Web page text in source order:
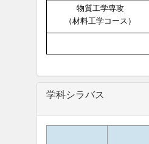
物質工学専攻
（材料工学コース）
学科シラバス